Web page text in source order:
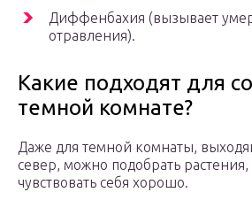
Диффенбахия (вызывает
отравления).
Какие подходят для
темной комнате?
Даже для темной комнаты,
север, можно подобрать
чувствовать себя хорошо.